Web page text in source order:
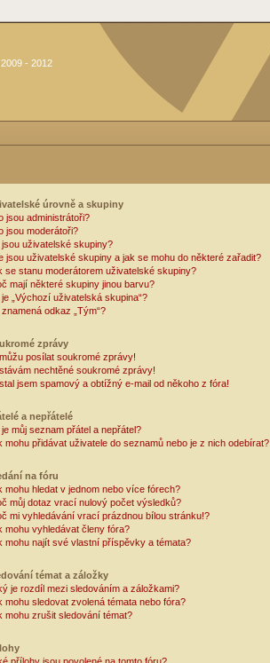
- 2012
úrovně a skupiny
jsou administrátoři?
jsou moderátoři?
jsou uživatelské skupiny?
jsou uživatelské skupiny a jak se mohu do některé zařadit?
se stanu moderátorem uživatelské skupiny?
mají některé skupiny jinou barvu?
je „Výchozí uživatelská skupina“?
odkaz „Tým“?
zprávy
posílat soukromé zprávy!
nechtěné soukromé zprávy!
jsem spamový a obtížný e-mail od někoho z fóra!
a nepřátelé
je můj seznam přátel a nepřátel?
mohu přidávat uživatele do seznamů nebo je z nich odebírat?
na fóru
mohu hledat v jednom nebo více fórech?
můj dotaz vrací nulový počet výsledků?
mi vyhledávání vrací prázdnou bílou stránku!?
mohu vyhledávat členy fóra?
mohu najít své vlastní příspěvky a témata?
témat a záložky
je rozdíl mezi sledováním a záložkami?
mohu sledovat zvolená témata nebo fóra?
mohu zrušit sledování témat?